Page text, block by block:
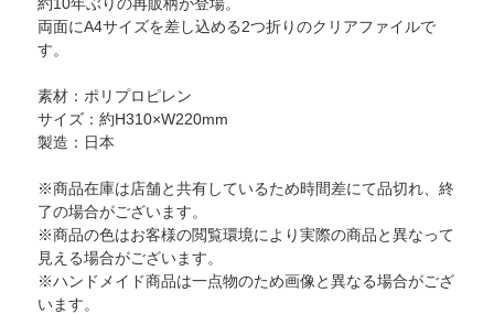
両面にA4サイズを差し込める2つ折りのクリアファイルで
す。
素材：ポリプロピレン
サイズ：約H310×W220mm
製造：日本
※商品在庫は店舗と共有しているため時間差にて品切れ、終
了の場合がございます。
※商品の色はお客様の閲覧環境により実際の商品と異なって
見える場合がございます。
※ハンドメイド商品は一点物のため画像と異なる場合がござ
います。